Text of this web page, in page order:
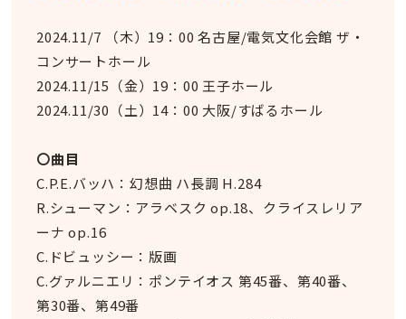
2024.11/7 （木）19：00 名古屋/電気文化会館 ザ・
コンサートホール
2024.11/15（金）19：00 王子ホール
2024.11/30（土）14：00 大阪/すばるホール
〇曲目
C.P.E.バッハ：幻想曲 ハ長調 H.284
R.シューマン：アラベスク op.18、クライスレリア
ーナ op.16
C.ドビュッシー：版画
C.グァルニエリ：ポンテイオス 第45番、第40番、
第30番、第49番